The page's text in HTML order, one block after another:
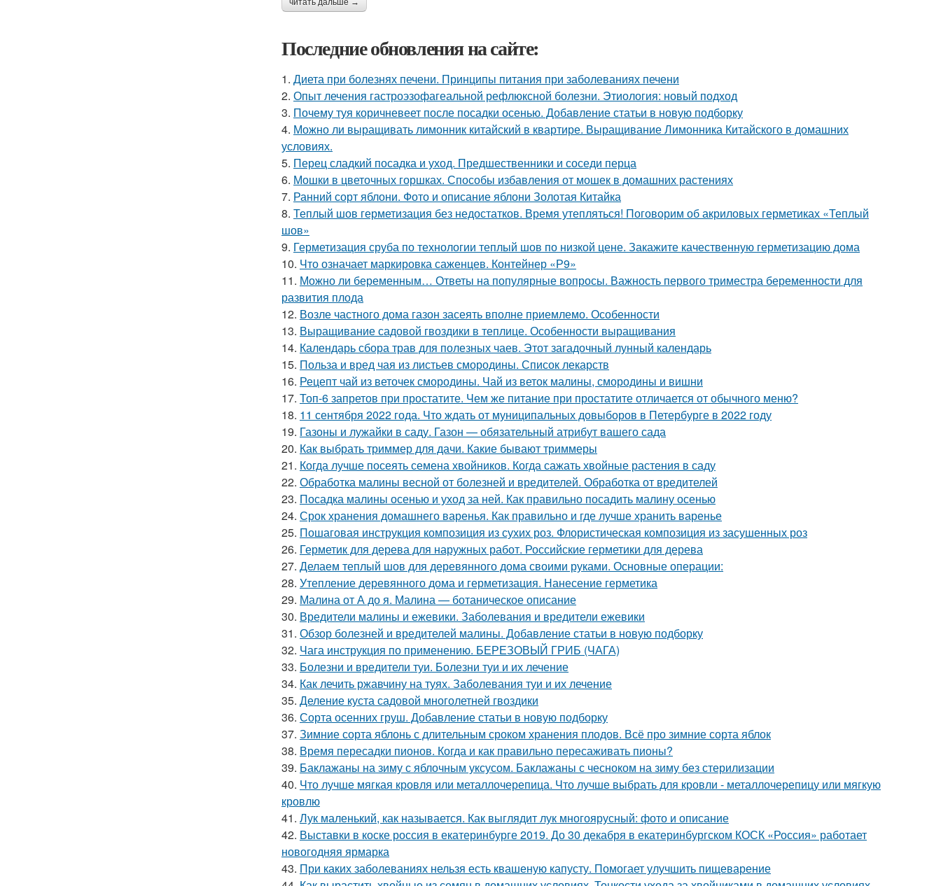
читать дальше →
Последние обновления на сайте:
1. Диета при болезнях печени. Принципы питания при заболеваниях печени
2. Опыт лечения гастроэзофагеальной рефлюксной болезни. Этиология: новый подход
3. Почему туя коричневеет после посадки осенью. Добавление статьи в новую подборку
4. Можно ли выращивать лимонник китайский в квартире. Выращивание Лимонника Китайского в домашних
условиях.
5. Перец сладкий посадка и уход. Предшественники и соседи перца
6. Мошки в цветочных горшках. Способы избавления от мошек в домашних растениях
7. Ранний сорт яблони. Фото и описание яблони Золотая Китайка
8. Теплый шов герметизация без недостатков. Время утепляться! Поговорим об акриловых герметиках «Теплый
шов»
9. Герметизация сруба по технологии теплый шов по низкой цене. Закажите качественную герметизацию дома
10. Что означает маркировка саженцев. Контейнер «Р9»
11. Можно ли беременным… Ответы на популярные вопросы. Важность первого триместра беременности для
развития плода
12. Возле частного дома газон засеять вполне приемлемо. Особенности
13. Выращивание садовой гвоздики в теплице. Особенности выращивания
14. Календарь сбора трав для полезных чаев. Этот загадочный лунный календарь
15. Польза и вред чая из листьев смородины. Список лекарств
16. Рецепт чай из веточек смородины. Чай из веток малины, смородины и вишни
17. Топ-6 запретов при простатите. Чем же питание при простатите отличается от обычного меню?
18. 11 сентября 2022 года. Что ждать от муниципальных довыборов в Петербурге в 2022 году
19. Газоны и лужайки в саду. Газон — обязательный атрибут вашего сада
20. Как выбрать триммер для дачи. Какие бывают триммеры
21. Когда лучше посеять семена хвойников. Когда сажать хвойные растения в саду
22. Обработка малины весной от болезней и вредителей. Обработка от вредителей
23. Посадка малины осенью и уход за ней. Как правильно посадить малину осенью
24. Срок хранения домашнего варенья. Как правильно и где лучше хранить варенье
25. Пошаговая инструкция композиция из сухих роз. Флористическая композиция из засушенных роз
26. Герметик для дерева для наружных работ. Российские герметики для дерева
27. Делаем теплый шов для деревянного дома своими руками. Основные операции:
28. Утепление деревянного дома и герметизация. Нанесение герметика
29. Малина от А до я. Малина — ботаническое описание
30. Вредители малины и ежевики. Заболевания и вредители ежевики
31. Обзор болезней и вредителей малины. Добавление статьи в новую подборку
32. Чага инструкция по применению. БЕРЕЗОВЫЙ ГРИБ (ЧАГА)
33. Болезни и вредители туи. Болезни туи и их лечение
34. Как лечить ржавчину на туях. Заболевания туи и их лечение
35. Деление куста садовой многолетней гвоздики
36. Сорта осенних груш. Добавление статьи в новую подборку
37. Зимние сорта яблонь с длительным сроком хранения плодов. Всё про зимние сорта яблок
38. Время пересадки пионов. Когда и как правильно пересаживать пионы?
39. Баклажаны на зиму с яблочным уксусом. Баклажаны с чесноком на зиму без стерилизации
40. Что лучше мягкая кровля или металлочерепица. Что лучше выбрать для кровли - металлочерепицу или мягкую
кровлю
41. Лук маленький, как называется. Как выглядит лук многоярусный: фото и описание
42. Выставки в коске россия в екатеринбурге 2019. До 30 декабря в екатеринбургском КОСК «Россия» работает
новогодняя ярмарка
43. При каких заболеваниях нельзя есть квашеную капусту. Помогает улучшить пищеварение